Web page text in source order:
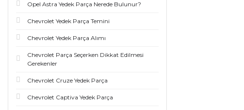
Opel Astra Yedek Parça Nerede Bulunur?
Chevrolet Yedek Parça Temini
Chevrolet Yedek Parça Alımı
Chevrolet Parça Seçerken Dikkat Edilmesi
Gerekenler
Chevrolet Cruze Yedek Parça
Chevrolet Captiva Yedek Parça